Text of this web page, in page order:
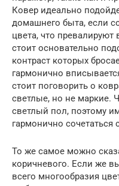
Ковер идеально
домашнего быта, если
цвета, что
стоит основательно
контраст которых
гармонично
стоит поговорить о
светлые, но не маркие.
светлый пол, поэтому
гармонично сочетаться
То же самое можно
коричневого. Если же
всего многообразия